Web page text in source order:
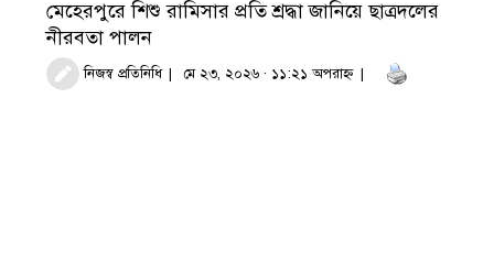
মেহেরপুরে শিশু রামিসার প্রতি শ্রদ্ধা জানিয়ে ছাত্রদলের
নীরবতা পালন
নিজস্ব প্রতিনিধি মে ২৩, ২০২৬ · ১১:২১ অপরাহ্ণ